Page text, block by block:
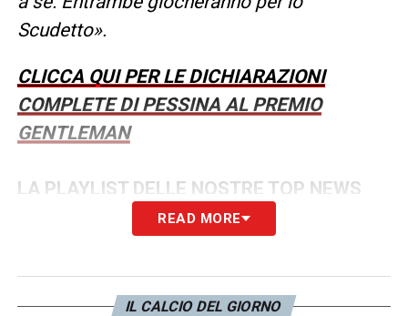
Scudetto».
CLICCA QUI PER LE DICHIARAZIONI
COMPLETE DI PESSINA AL PREMIO
GENTLEMAN
LA PLAYLIST DELLE NOSTRE TOP NEWS
READ MORE
IL CALCIO DEL GIORNO